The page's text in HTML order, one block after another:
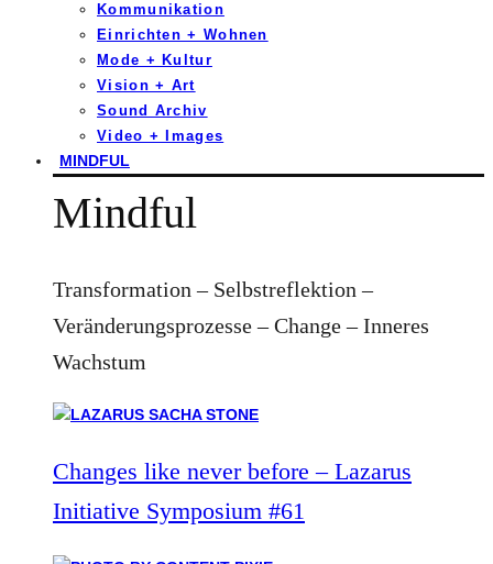
Kommunikation
Einrichten + Wohnen
Mode + Kultur
Vision + Art
Sound Archiv
Video + Images
MINDFUL
Mindful
Transformation – Selbstreflektion –
Veränderungsprozesse – Change – Inneres
Wachstum
Changes like never before – Lazarus
Initiative Symposium #61